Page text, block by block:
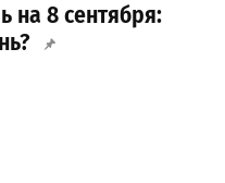
на 8 сентября: